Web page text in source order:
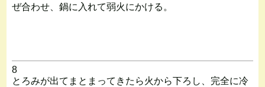
ぜ合わせ、鍋に入れて弱火にかける。
8
とろみが出てまとまってきたら火から下ろし、完全に冷